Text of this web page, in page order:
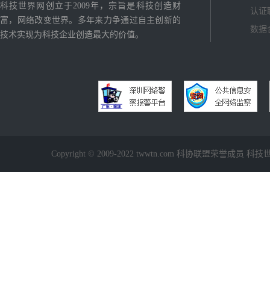
科技世界网创立于2009年，宗旨是科技创造财
富，网络改变世界。多年来力争通过自主创新的
技术实现为科技企业创造最大的价值。
认证
数据
Copyright © 2009-2022 twwtn.com 科协联盟荣誉成员 科